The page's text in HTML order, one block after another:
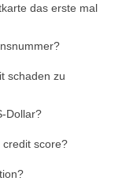
das erste mal
schaden zu
Dollar?
score?